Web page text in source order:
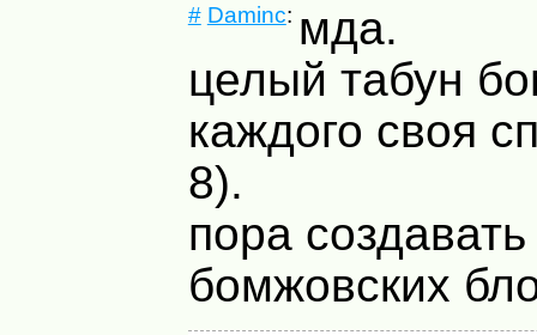
# Daminc: мда.
целый табун
каждого своя
8).
пора
бомжовских